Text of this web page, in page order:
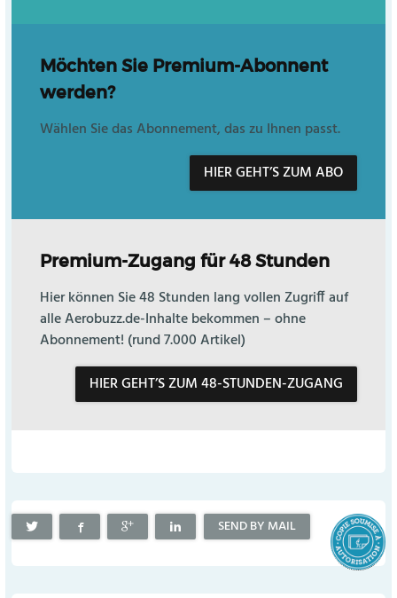
Möchten Sie Premium-Abonnent
werden?
Wählen Sie das Abonnement, das zu Ihnen passt.
HIER GEHT’S ZUM ABO
Premium-Zugang für 48 Stunden
Hier können Sie 48 Stunden lang vollen Zugriff auf
alle Aerobuzz.de-Inhalte bekommen – ohne
Abonnement! (rund 7.000 Artikel)
HIER GEHT’S ZUM 48-STUNDEN-ZUGANG
SEND BY MAIL